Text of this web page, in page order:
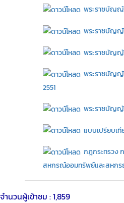
พระราชบัญ
พระราชบัญ
พระราชบัญ
พระราชบัญญั
2551
พระราชบัญญั
แบบเปรียบ
กฎกระทรวง
สหกรณ์ออมทรัพย์และสหกร
จำนวนผู้เข้าชม :1,859